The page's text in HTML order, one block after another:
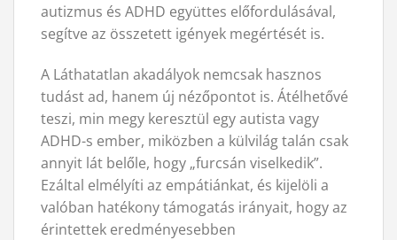
autizmus és ADHD együttes előfordulásával,
segítve az összetett igények megértését is.
A Láthatatlan akadályok nemcsak hasznos
tudást ad, hanem új nézőpontot is. Átélhetővé
teszi, min megy keresztül egy autista vagy
ADHD-s ember, miközben a külvilág talán csak
annyit lát belőle, hogy „furcsán viselkedik”.
Ezáltal elmélyíti az empátiánkat, és kijelöli a
valóban hatékony támogatás irányait, hogy az
érintettek eredményesebben